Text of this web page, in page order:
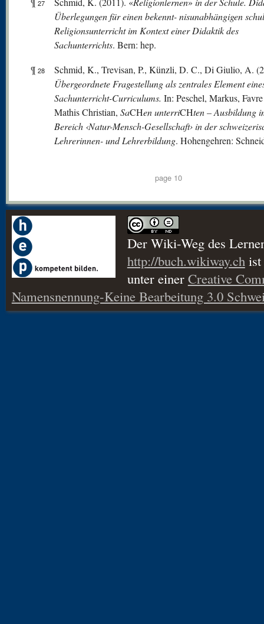
27
Überlegungen für einen bekennt- nisunabhängigen
Religionsunterricht im Kontext einer Didaktik des
Sachunterrichts. Bern: hep.
¶ 28
Schmid, K., Trevisan, P., Künzli, D. C., Di Giulio, A.
Übergeordnete Fragestellung als zentrales Element
Sachunterricht-Curriculums. In: Peschel, Markus,
Mathis Christian, SaCHen unterriCHten – Ausbildung
Bereich ‹Natur-Mensch-Gesellschaft› in der
Lehrerinnen- und Lehrerbildung. Hohengehren:
page 10
Der Wiki-Weg des
http://buch.wikiway.chist
unter einer Creative
Namensnennung-Keine Bearbeitung 3.0